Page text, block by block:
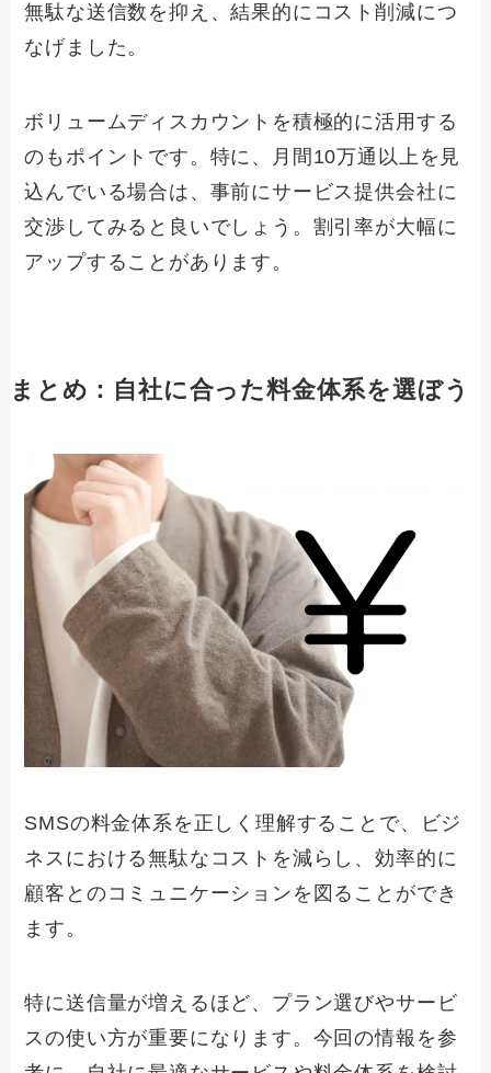
無駄な送信数を抑え、結果的にコスト削減につ
なげました。
ボリュームディスカウントを積極的に活用する
のもポイントです。特に、月間10万通以上を見
込んでいる場合は、事前にサービス提供会社に
交渉してみると良いでしょう。割引率が大幅に
アップすることがあります。
まとめ：自社に合った料金体系を選ぼう
SMSの料金体系を正しく理解することで、ビジ
ネスにおける無駄なコストを減らし、効率的に
顧客とのコミュニケーションを図ることができ
ます。
特に送信量が増えるほど、プラン選びやサービ
スの使い方が重要になります。今回の情報を参